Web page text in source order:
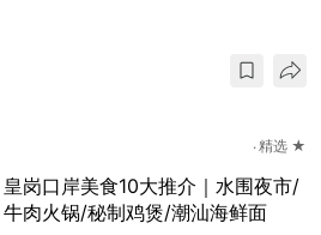
精选 ★
皇岗口岸美食10大推介｜水围夜市/
牛肉火锅/秘制鸡煲/潮汕海鲜面